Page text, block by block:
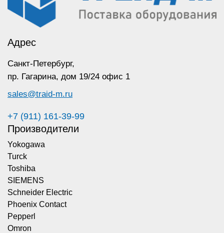
Адрес
Санкт-Петербург,
пр. Гагарина, дом 19/24 офис 1
sales@traid-m.ru
+7 (911) 161-39-99
Производители
Yokogawa
Turck
Toshiba
SIEMENS
Schneider Electric
Phoenix Contact
Pepperl
Omron